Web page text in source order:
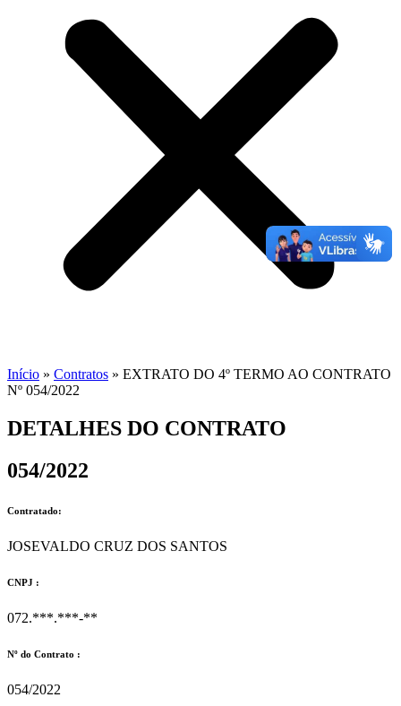
Início » Contratos » EXTRATO DO 4º TERMO AO CONTRATO
Nº 054/2022
DETALHES DO CONTRATO​
054/2022
Contratado:
JOSEVALDO CRUZ DOS SANTOS
CNPJ :
072.***.***-**
Nº do Contrato :
054/2022